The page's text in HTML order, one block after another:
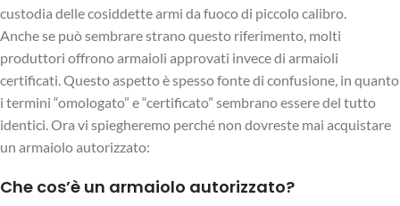
custodia delle cosiddette armi da fuoco di piccolo calibro.
Anche se può sembrare strano questo riferimento, molti
produttori offrono armaioli approvati invece di armaioli
certificati. Questo aspetto è spesso fonte di confusione, in quanto
i termini “omologato” e “certificato” sembrano essere del tutto
identici. Ora vi spiegheremo perché non dovreste mai acquistare
un armaiolo autorizzato:
Che cos’è un armaiolo autorizzato?